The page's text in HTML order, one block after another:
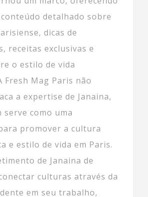
detalhado sobre
dicas de
receitas exclusivas e
o estilo de vida
Fresh Mag Paris não
a expertise de Janaina,
serve como uma
promover a cultura
e estilo de vida em Paris.
de Janaina de
culturas através da
em seu trabalho,